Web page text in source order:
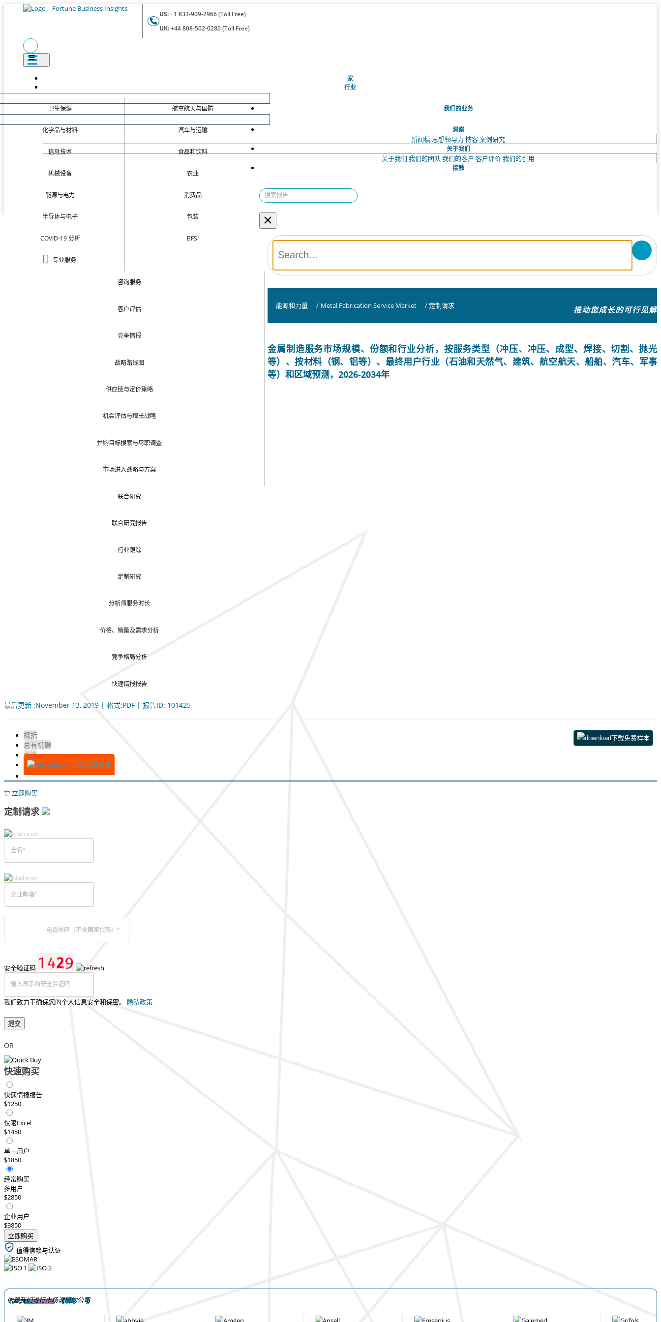
US:+1 833-909-2966 (Toll Free)
UK:+44 808-502-0280 (Toll Free)
家(当前的)
行业
卫生保健
化学品与材料
信息技术
机械设备
能源与电力
半导体与电子
COVID-19 分析
专业服务
航空航天与国防
汽车与运输
食品和饮料
农业
消费品
包装
BFSI
我们的业务
咨询服务
客户评估
竞争情报
战略路线图
供应链与定价策略
机会评估与增长战略
并购目标搜索与尽职调查
市场进入战略与方案
联合研究
联合研究报告
行业跟踪
定制研究
分析师服务时长
价格、销量及需求分析
竞争格局分析
快速情报报告
洞察
新闻稿 思想领导力 博客案例研究
关于我们
关于我们 我们的团队 我们的客户 客户评价我们的引用
接触
×
能源和力量 / Metal Fabrication Service Market / 定制请求 推动您成长的可行见解
金属制造服务市场规模、份额和行业分析，按服务类型（冲压、冲压、成型、焊接、切割、抛光
等）、按材料（钢、铝等）、最终用户行业（石油和天然气、建筑、航空航天、船舶、汽车、军事
等）和区域预测，2026-2034年
最后更新 :November 13, 2019 | 格式:PDF | 报告ID: 101425
概括
总有机碳
方法
下载免费样本
下载免费样本
立即购买
定制请求
安全验证码
我们致力于确保您的个人信息安全和保密。 隐私政策
提交
OR
快速购买
快速情报报告
$1250
仅限Excel
$1450
单一用户
$1850
经常购买
多用户
$2850
企业用户
$3850
立即购买
值得信赖与认证
依赖我们进行市场调研的公司